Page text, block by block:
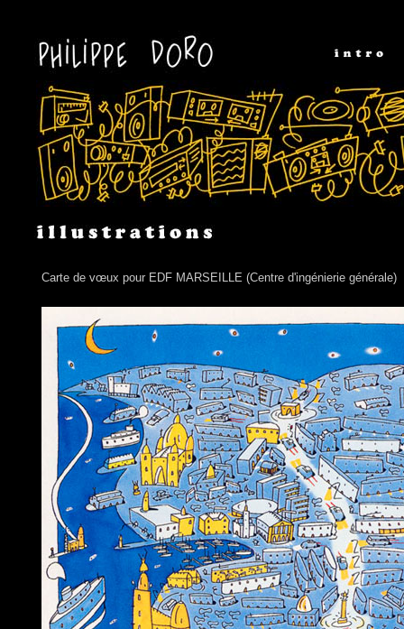
Carte de vœux pour EDF MARSEILLE (Centre d'ingénierie générale)